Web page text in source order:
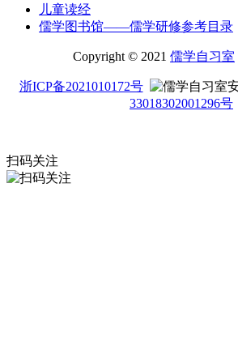
儿童读经
儒学图书馆——儒学研修参考目录
Copyright © 2021 儒学自习室
浙ICP备2021010172号
33018302001296号
扫码关注